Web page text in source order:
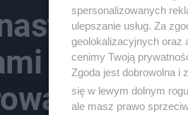
przez
znak
spersonalizowanych
ulepszanie usług. Za
geolokalizacyjnych oraz
cenimy Twoją
Zgoda jest dobrowolna
się w lewym dolnym
ale masz prawo